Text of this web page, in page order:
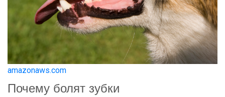
amazonaws.com
Почему болят зубки